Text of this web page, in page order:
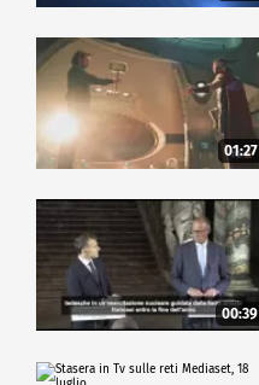
01:27
00:39